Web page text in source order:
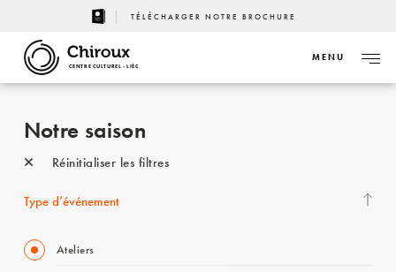
TÉLÉCHARGER NOTRE BROCHURE
CENTRE CULTUREL - LIÈGE
MENU
Notre saison
Réinitialiser les filtres
Type d’événement
Ateliers